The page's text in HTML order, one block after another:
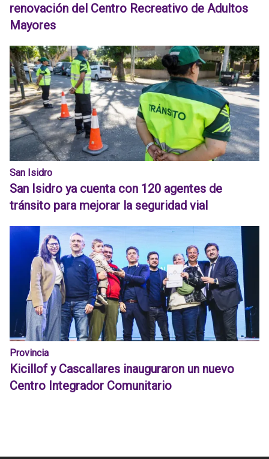
renovación del Centro Recreativo de Adultos
Mayores
San Isidro
San Isidro ya cuenta con 120 agentes de
tránsito para mejorar la seguridad vial
Provincia
Kicillof y Cascallares inauguraron un nuevo
Centro Integrador Comunitario